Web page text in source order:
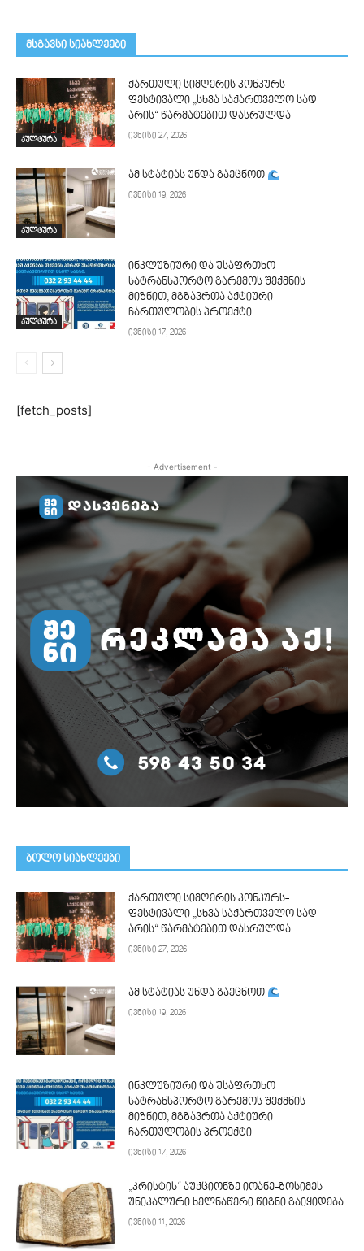
მსგავსი სიახლეები
კულტურა
ქართული სიმღერის კონკურს-
ფესტივალი „სხვა საქართველო სად
არის“ წარმატებით დასრულდა
ივნისი 27, 2026
კულტურა
ამ სტატიას უნდა გაეცნოთ
ივნისი 19, 2026
კულტურა
ინკლუზიური და უსაფრთხო
სატრანსპორტო გარემოს შექმნის
მიზნით, მგზავრთა აქტიური
ჩართულობის პროექტი
ივნისი 17, 2026
[fetch_posts]
- Advertisement -
ᲑᲝᲚᲝ ᲡᲘᲐᲮᲚᲔᲔᲑᲘ
ქართული სიმღერის კონკურს-
ფესტივალი „სხვა საქართველო სად
არის“ წარმატებით დასრულდა
ივნისი 27, 2026
ამ სტატიას უნდა გაეცნოთ
ივნისი 19, 2026
ინკლუზიური და უსაფრთხო
სატრანსპორტო გარემოს შექმნის
მიზნით, მგზავრთა აქტიური
ჩართულობის პროექტი
ივნისი 17, 2026
„კრისტის“ აუქციონზე იოანე-ზოსიმეს
უნიკალური ხელნაწერი წიგნი გაიყიდება
ივნისი 11, 2026